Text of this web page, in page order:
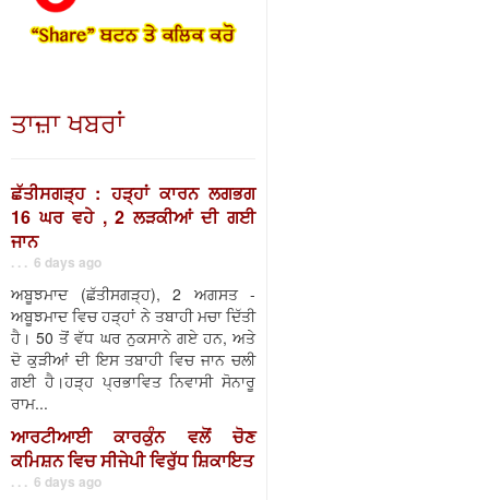
ਤਾਜ਼ਾ ਖਬਰਾਂ
ਛੱਤੀਸਗੜ੍ਹ : ਹੜ੍ਹਾਂ ਕਾਰਨ ਲਗਭਗ
16 ਘਰ ਵਹੇ , 2 ਲੜਕੀਆਂ ਦੀ ਗਈ
ਜਾਨ
. . . 6 days ago
ਅਬੂਝਮਾਦ (ਛੱਤੀਸਗੜ੍ਹ), 2 ਅਗਸਤ -
ਅਬੂਝਮਾਦ ਵਿਚ ਹੜ੍ਹਾਂ ਨੇ ਤਬਾਹੀ ਮਚਾ ਦਿੱਤੀ
ਹੈ। 50 ਤੋਂ ਵੱਧ ਘਰ ਨੁਕਸਾਨੇ ਗਏ ਹਨ, ਅਤੇ
ਦੋ ਕੁੜੀਆਂ ਦੀ ਇਸ ਤਬਾਹੀ ਵਿਚ ਜਾਨ ਚਲੀ
ਗਈ ਹੈ।ਹੜ੍ਹ ਪ੍ਰਭਾਵਿਤ ਨਿਵਾਸੀ ਸੋਨਾਰੂ
ਰਾਮ...
ਆਰਟੀਆਈ ਕਾਰਕੁੰਨ ਵਲੋਂ ਚੋਣ
ਕਮਿਸ਼ਨ ਵਿਚ ਸੀਜੇਪੀ ਵਿਰੁੱਧ ਸ਼ਿਕਾਇਤ
. . . 6 days ago